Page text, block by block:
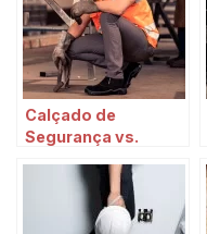
Calçado de
Segurança vs.
Priorizando a
Segurança no
Trabalho